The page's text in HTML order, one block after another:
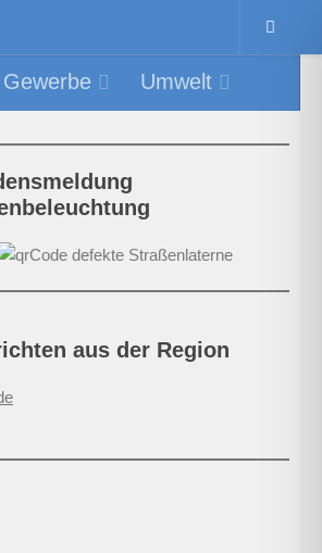
Umwelt
aus der Region